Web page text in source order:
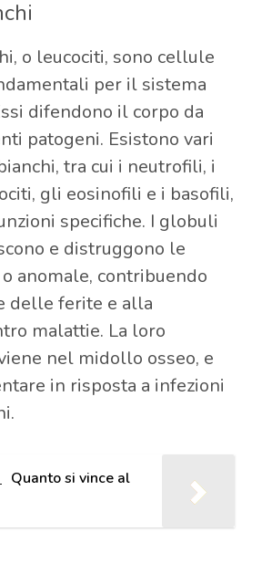
o leucociti, sono cellule
per il sistema
difendono il corpo da
patogeni. Esistono vari
tra cui i neutrofili, i
gli eosinofili e i basofili,
specifiche. I globuli
e distruggono le
anomale, contribuendo
delle ferite e alla
malattie. La loro
nel midollo osseo, e
in risposta a infezioni
Quanto si vince al